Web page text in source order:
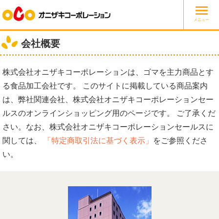
メニュー
会社概要
株式会社オニザキコーポレーションは、ゴマを主力商品とす
る食品加工会社です。 このサイトに掲載している商品案内
は、弊社関連会社、株式会社オニザキコーポレーションセー
ルスのオンラインショッピング用のページです。 ご了承くだ
さい。なお、株式会社オニザキコーポレーションセールスに
関しては、
「特定商取引法に基づく表示」
をご参照くださ
い。